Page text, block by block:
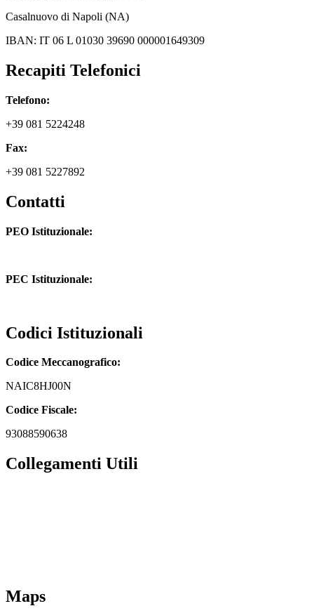
Casalnuovo di Napoli (NA)
IBAN: IT 06 L 01030 39690 000001649309
Recapiti Telefonici
Telefono:
+39 081 5224248
Fax:
+39 081 5227892
Contatti
PEO Istituzionale:
PEC Istituzionale:
Codici Istituzionali
Codice Meccanografico:
NAIC8HJ00N
Codice Fiscale:
93088590638
Collegamenti Utili
Maps